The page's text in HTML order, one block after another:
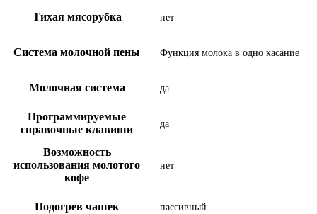
Тихая мясорубка нет
Система молочной пены Функция молока в одно касание
Молочная система да
Программируемые
справочные клавиши
да
Возможность
использования молотого
кофе
нет
Подогрев чашек пассивный